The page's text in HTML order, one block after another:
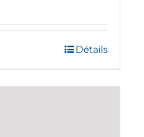
Détails